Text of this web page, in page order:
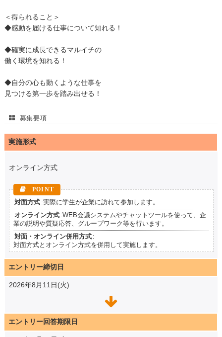
＜得られること＞
◆感動を届ける仕事について知れる！
◆確実に成長できるマルイチの
働く環境を知れる！
◆自分の心も動くような仕事を
見つける第一歩を踏み出せる！
募集要項
実施形式
オンライン方式
対面方式 :実際に学生が企業に訪れて参加します。
オンライン方式 :WEB会議システムやチャットツールを使って、企
業の説明や質疑応答、グループワーク等を行います。
対面・オンライン併用方式 :
対面方式とオンライン方式を併用して実施します。
エントリー締切日
2026年8月11日(火)
エントリー回答期限日